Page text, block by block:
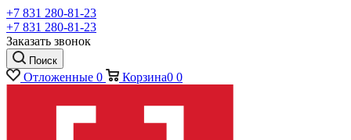
+7 831 280-81-23
+7 831 280-81-23
Заказать звонок
Поиск
Отложенные 0 Корзина0 0